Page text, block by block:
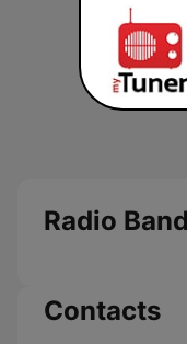
Radio
Contacts